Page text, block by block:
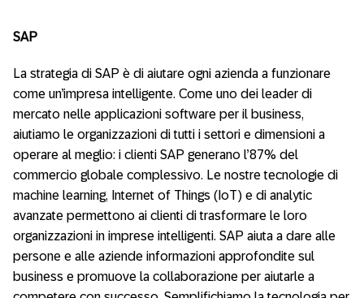
SAP
La strategia di SAP è di aiutare ogni azienda a funzionare
come un’impresa intelligente. Come uno dei leader di
mercato nelle applicazioni software per il business,
aiutiamo le organizzazioni di tutti i settori e dimensioni a
operare al meglio: i clienti SAP generano l’87% del
commercio globale complessivo. Le nostre tecnologie di
machine learning, Internet of Things (IoT) e di analytic
avanzate permettono ai clienti di trasformare le loro
organizzazioni in imprese intelligenti. SAP aiuta a dare alle
persone e alle aziende informazioni approfondite sul
business e promuove la collaborazione per aiutarle a